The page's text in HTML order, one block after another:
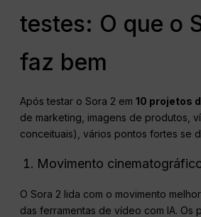
testes: O que o
faz bem
Após testar o Sora 2 em10 projetos
de marketing, imagens de produtos,
conceituais), vários pontos fortes se
Movimento
O Sora 2 lida com o movimento
das ferramentas de vídeo com IA. Os